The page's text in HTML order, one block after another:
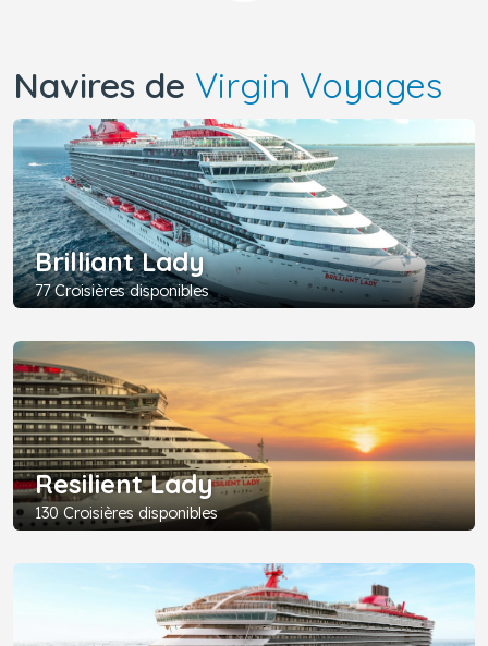
Navires de Virgin Voyages
Brilliant Lady
77 Croisières disponibles
Resilient Lady
130 Croisières disponibles